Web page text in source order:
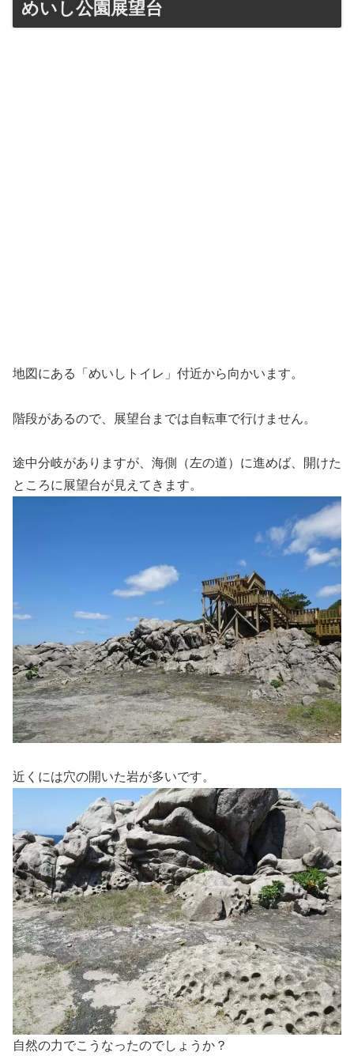
めいし公園展望台
地図にある「めいしトイレ」付近から向かいます。
階段があるので、展望台までは自転車で行けません。
途中分岐がありますが、海側（左の道）に進めば、開けた
ところに展望台が見えてきます。
近くには穴の開いた岩が多いです。
自然の力でこうなったのでしょうか？